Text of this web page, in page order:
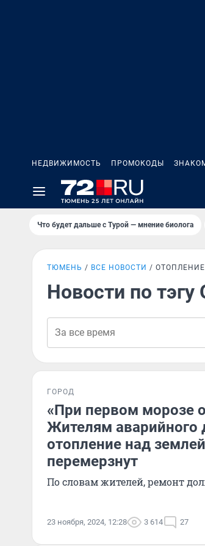
НЕДВИЖИМОСТЬ ПРОМОКОДЫ
Что будет дальше с Турой — мнение биолога
ТЮМЕНЬ ВСЕ НОВОСТИ
Новости по
ГОРОД
«При первом морозе
Жителям
отопление над
перемерзнут
По словам жителей, ремонт
23 ноября, 2024, 12:28 3 614 27